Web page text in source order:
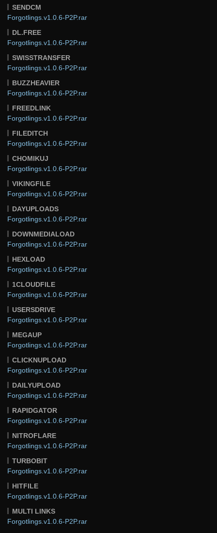
SENDCM
Forgotlings.v1.0.6-P2P.rar
DL.FREE
Forgotlings.v1.0.6-P2P.rar
SWISSTRANSFER
Forgotlings.v1.0.6-P2P.rar
BUZZHEAVIER
Forgotlings.v1.0.6-P2P.rar
FREEDLINK
Forgotlings.v1.0.6-P2P.rar
FILEDITCH
Forgotlings.v1.0.6-P2P.rar
CHOMIKUJ
Forgotlings.v1.0.6-P2P.rar
VIKINGFILE
Forgotlings.v1.0.6-P2P.rar
DAYUPLOADS
Forgotlings.v1.0.6-P2P.rar
DOWNMEDIALOAD
Forgotlings.v1.0.6-P2P.rar
HEXLOAD
Forgotlings.v1.0.6-P2P.rar
1CLOUDFILE
Forgotlings.v1.0.6-P2P.rar
USERSDRIVE
Forgotlings.v1.0.6-P2P.rar
MEGAUP
Forgotlings.v1.0.6-P2P.rar
CLICKNUPLOAD
Forgotlings.v1.0.6-P2P.rar
DAILYUPLOAD
Forgotlings.v1.0.6-P2P.rar
RAPIDGATOR
Forgotlings.v1.0.6-P2P.rar
NITROFLARE
Forgotlings.v1.0.6-P2P.rar
TURBOBIT
Forgotlings.v1.0.6-P2P.rar
HITFILE
Forgotlings.v1.0.6-P2P.rar
MULTI LINKS
Forgotlings.v1.0.6-P2P.rar